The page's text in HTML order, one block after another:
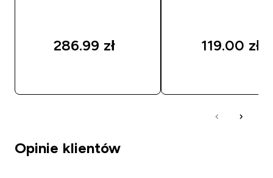
286.99 zł‎ 119.00 zł‎
Opinie klientów